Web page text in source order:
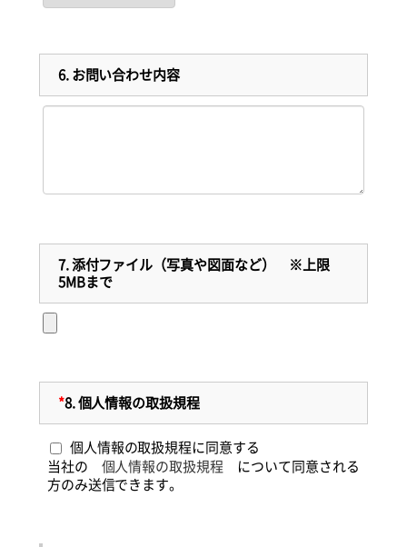
6.お問い合わせ内容
7.添付ファイル（写真や図面など） ※上限
5MBまで
*8.個人情報の取扱規程
個人情報の取扱規程に同意する
当社の 個人情報の取扱規程 について同意される
方のみ送信できます。